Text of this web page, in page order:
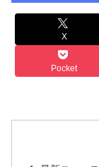
X
Pocket